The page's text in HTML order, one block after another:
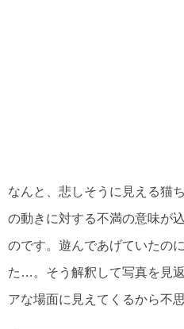
なんと、悲しそうに見える猫
の動きに対する不満の意味が
のです。遊んであげていたの
た…。そう解釈して写真を見
アな場面に見えてくるから不思